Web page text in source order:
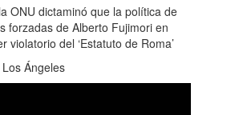
ONU dictaminó que la política de
forzadas de Alberto Fujimori en
violatorio del ‘Estatuto de Roma’
Ángeles